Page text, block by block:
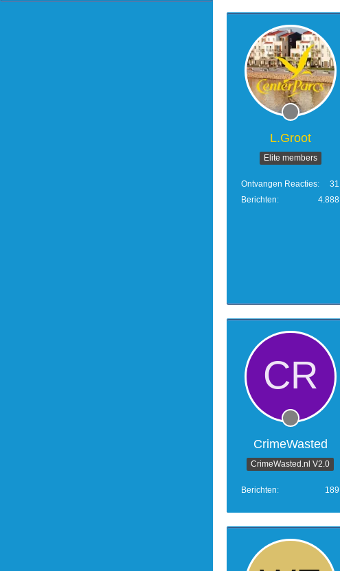
L.Groot
Elite members
Ontvangen Reacties
31
Berichten
4.888
CrimeWasted
CrimeWasted.nl V2.0
Berichten 189